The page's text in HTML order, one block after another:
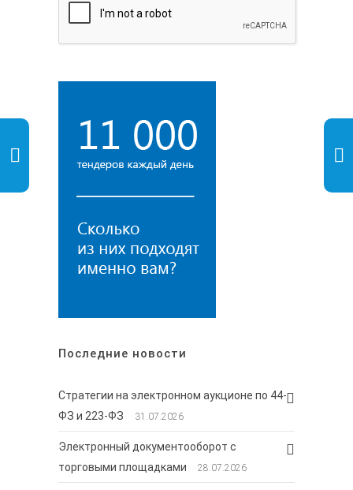
Последние новости
Стратегии на электронном аукционе по 44-
ФЗ и 223-ФЗ
31.07.2026
Электронный документооборот с
торговыми площадками
28.07.2026